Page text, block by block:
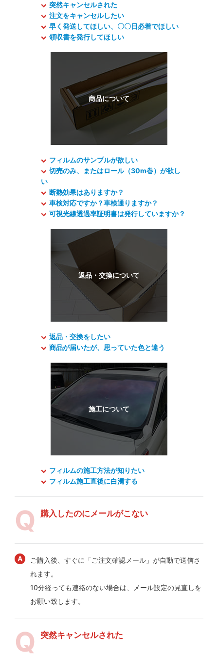
突然キャンセルされた
注文をキャンセルしたい
早く発送してほしい、〇〇日必着でほしい
領収書を発行してほしい
フィルムのサンプルが欲しい
切売のみ、またはロール（30m巻）が欲し
い
断熱効果はありますか？
車検対応ですか？車検通りますか？
可視光線透過率証明書は発行していますか？
返品・交換をしたい
商品が届いたが、思っていた色と違う
フィルムの施工方法が知りたい
フィルム施工直後に白濁する
購入したのにメールがこない
ご購入後、すぐに「ご注文確認メール」が自動で送信さ
れます。
10分経っても連絡のない場合は、メール設定の見直しを
お願い致します。
突然キャンセルされた